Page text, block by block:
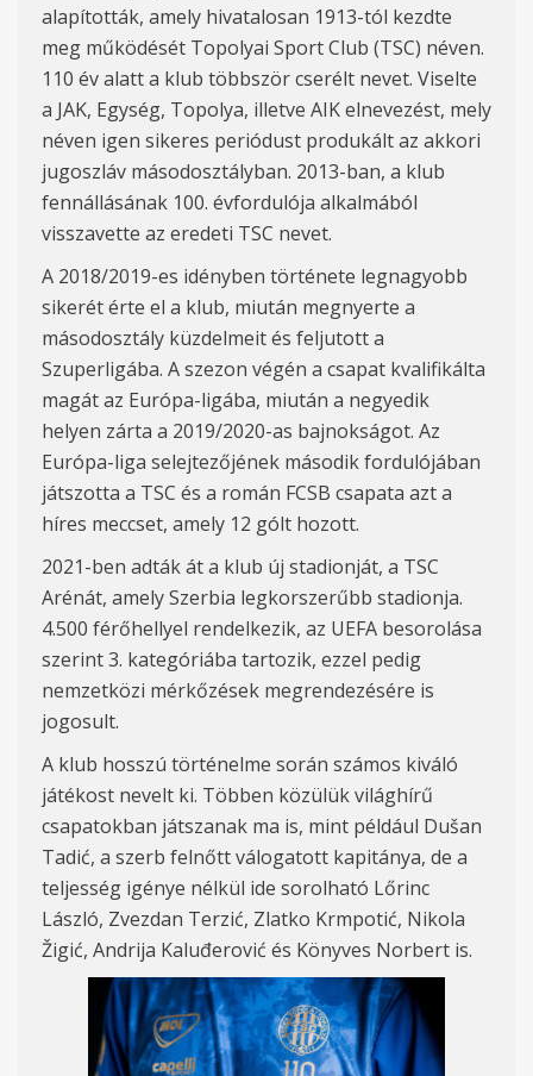
alapították, amely hivatalosan 1913-tól kezdte
meg működését Topolyai Sport Club (TSC) néven.
110 év alatt a klub többször cserélt nevet. Viselte
a JAK, Egység, Topolya, illetve AIK elnevezést, mely
néven igen sikeres periódust produkált az akkori
jugoszláv másodosztályban. 2013-ban, a klub
fennállásának 100. évfordulója alkalmából
visszavette az eredeti TSC nevet.
A 2018/2019-es idényben története legnagyobb
sikerét érte el a klub, miután megnyerte a
másodosztály küzdelmeit és feljutott a
Szuperligába. A szezon végén a csapat kvalifikálta
magát az Európa-ligába, miután a negyedik
helyen zárta a 2019/2020-as bajnokságot. Az
Európa-liga selejtezőjének második fordulójában
játszotta a TSC és a román FCSB csapata azt a
híres meccset, amely 12 gólt hozott.
2021-ben adták át a klub új stadionját, a TSC
Arénát, amely Szerbia legkorszerűbb stadionja.
4.500 férőhellyel rendelkezik, az UEFA besorolása
szerint 3. kategóriába tartozik, ezzel pedig
nemzetközi mérkőzések megrendezésére is
jogosult.
A klub hosszú történelme során számos kiváló
játékost nevelt ki. Többen közülük világhírű
csapatokban játszanak ma is, mint például Dušan
Tadić, a szerb felnőtt válogatott kapitánya, de a
teljesség igénye nélkül ide sorolható Lőrinc
László, Zvezdan Terzić, Zlatko Krmpotić, Nikola
Žigić, Andrija Kaluđerović és Könyves Norbert is.